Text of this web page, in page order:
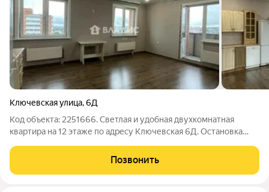
Ключевская улица,6Д
Код объекта: 2251666. Светлая и удобная двухкомнатная
квартира на 12 этаже по адресу Ключевская 6Д. Остановка
потолки 2,65м. Ремонт косметический: состояние позволяет
заехать сразу и постепенно
Позвонить